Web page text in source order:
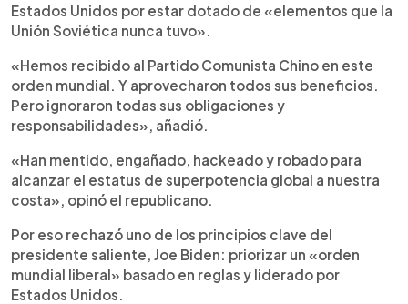
Estados Unidos por estar dotado de «elementos que la
Unión Soviética nunca tuvo».
«Hemos recibido al Partido Comunista Chino en este
orden mundial. Y aprovecharon todos sus beneficios.
Pero ignoraron todas sus obligaciones y
responsabilidades», añadió.
«Han mentido, engañado, hackeado y robado para
alcanzar el estatus de superpotencia global a nuestra
costa», opinó el republicano.
Por eso rechazó uno de los principios clave del
presidente saliente, Joe Biden: priorizar un «orden
mundial liberal» basado en reglas y liderado por
Estados Unidos.